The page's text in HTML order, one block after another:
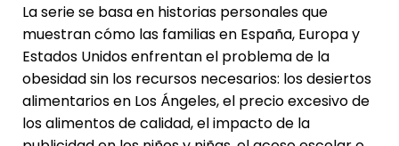
La serie se basa en historias personales que
muestran cómo las familias en España, Europa y
Estados Unidos enfrentan el problema de la
obesidad sin los recursos necesarios: los desiertos
alimentarios en Los Ángeles, el precio excesivo de
los alimentos de calidad, el impacto de la